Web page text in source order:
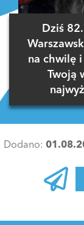
Dziś
na chwilę
Twoją
Dodano: